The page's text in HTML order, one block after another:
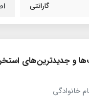
گارانتی
و جدیدترین‌های